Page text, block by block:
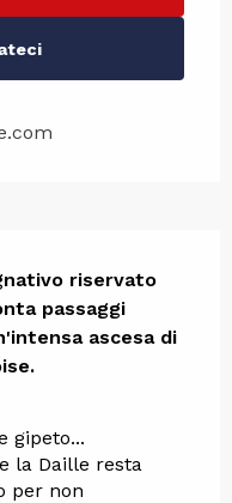
riservato
passaggi
ascesa di
gipeto...
la Daille resta
per non